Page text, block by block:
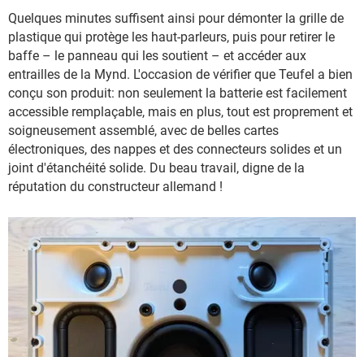
Quelques minutes suffisent ainsi pour démonter la grille de
plastique qui protège les haut-parleurs, puis pour retirer le
baffe – le panneau qui les soutient – et accéder aux
entrailles de la Mynd. L'occasion de vérifier que Teufel a bien
conçu son produit: non seulement la batterie est facilement
accessible remplaçable, mais en plus, tout est proprement et
soigneusement assemblé, avec de belles cartes
électroniques, des nappes et des connecteurs solides et un
joint d'étanchéité solide. Du beau travail, digne de la
réputation du constructeur allemand !